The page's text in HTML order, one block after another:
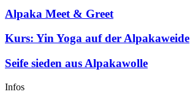
Alpaka Meet & Greet
Kurs: Yin Yoga auf der Alpakaweide
Seife sieden aus Alpakawolle
Infos